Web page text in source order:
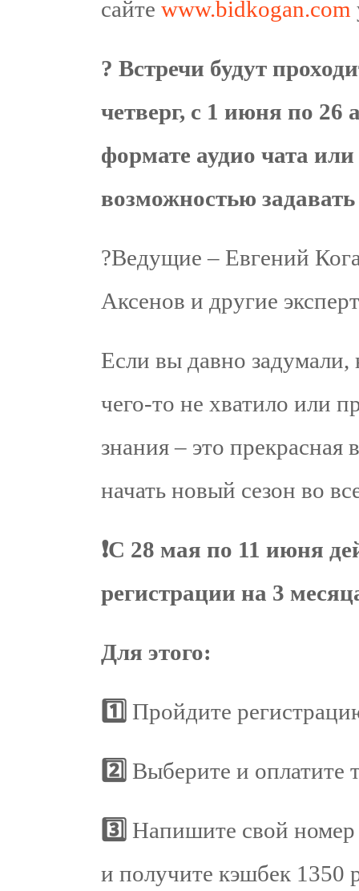
сайте www.bidkogan.com
? Встречи будут
четверг, с 1 июня по
формате аудио чата
возможностью
?Ведущие – Евгений
Аксенов и другие
Если вы давно
чего-то не хватило или
знания – это прекрасная
начать новый сезон во
❗️С 28 мая по 11 июня
регистрации на 3
Для этого:
1️⃣ Пройдите
2️⃣ Выберите и оплатите
3️⃣ Напишите свой номер
и получите кэшбек 1350